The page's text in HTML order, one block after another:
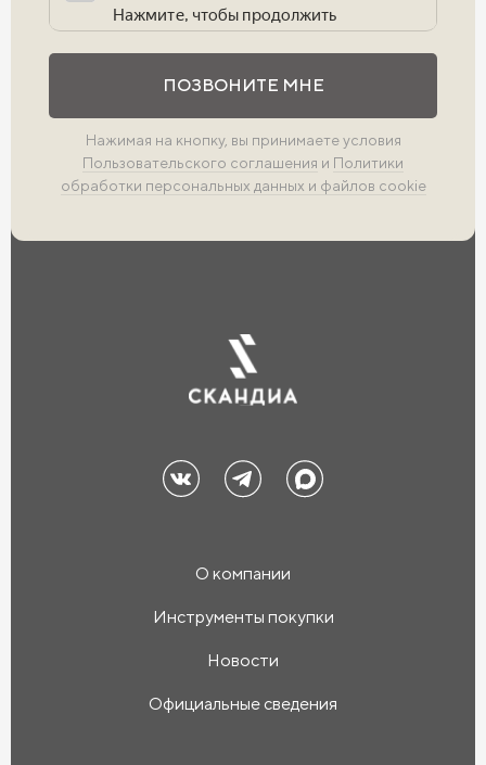
ПОЗВОНИТЕ МНЕ
Нажимая на кнопку, вы принимаете условия
Пользовательского соглашения и Политики
обработки персональных данных и файлов cookie
О компании
Инструменты покупки
Новости
Официальные сведения